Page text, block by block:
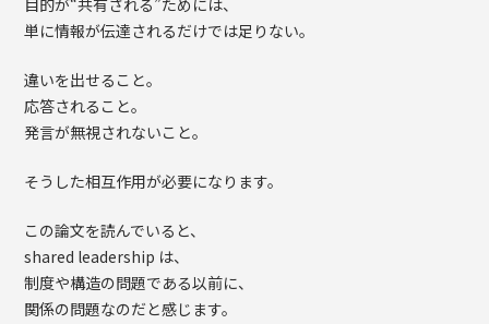
目的が“共有される”ためには、
単に情報が伝達されるだけでは足りない。
違いを出せること。
応答されること。
発言が無視されないこと。
そうした相互作用が必要になります。
この論文を読んでいると、
shared leadership は、
制度や構造の問題である以前に、
関係の問題なのだと感じます。